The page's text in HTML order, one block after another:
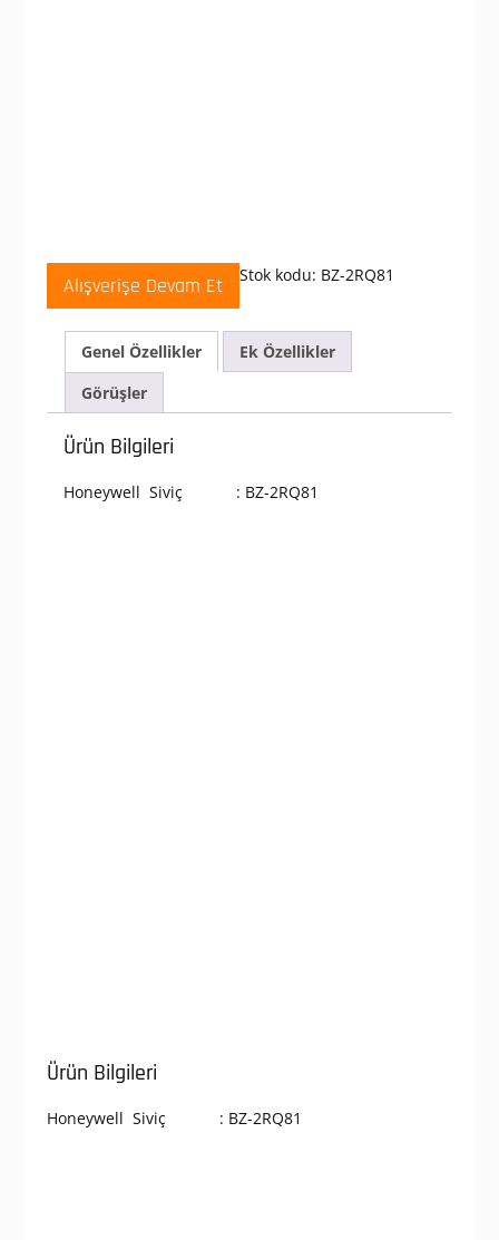
Alışverişe Devam Et Stok kodu: BZ-2RQ81
Genel Özellikler
Ek Özellikler
Görüşler
Ürün Bilgileri
Honeywell Siviç : BZ-2RQ81
Ürün Bilgileri
Honeywell Siviç : BZ-2RQ81